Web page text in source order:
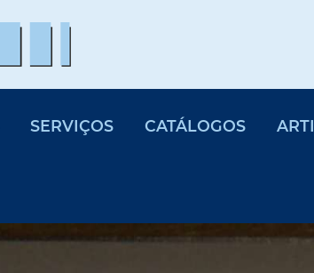
SERVIÇOS CATÁLOGOS